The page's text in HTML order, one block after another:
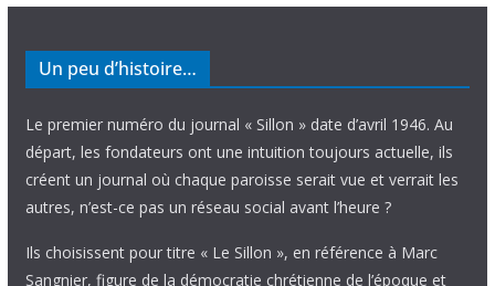
Un peu d’histoire…
Le premier numéro du journal « Sillon » date d’avril 1946. Au
départ, les fondateurs ont une intuition toujours actuelle, ils
créent un journal où chaque paroisse serait vue et verrait les
autres, n’est-ce pas un réseau social avant l’heure ?
Ils choisissent pour titre « Le Sillon », en référence à Marc
Sangnier, figure de la démocratie chrétienne de l’époque et